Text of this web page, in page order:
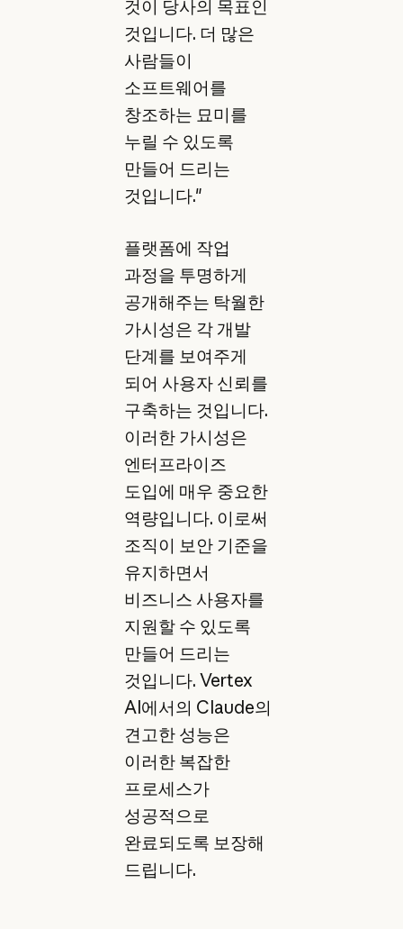
것이 당사의 목표인
것입니다. 더 많은
사람들이
소프트웨어를
창조하는 묘미를
누릴 수 있도록
만들어 드리는
것입니다."
플랫폼에 작업
과정을 투명하게
공개해주는 탁월한
가시성은 각 개발
단계를 보여주게
되어 사용자 신뢰를
구축하는 것입니다.
이러한 가시성은
엔터프라이즈
도입에 매우 중요한
역량입니다. 이로써
조직이 보안 기준을
유지하면서
비즈니스 사용자를
지원할 수 있도록
만들어 드리는
것입니다. Vertex
AI에서의 Claude의
견고한 성능은
이러한 복잡한
프로세스가
성공적으로
완료되도록 보장해
드립니다.